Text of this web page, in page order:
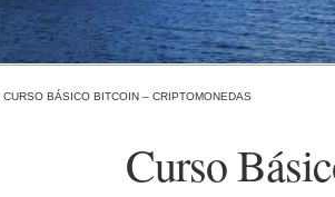
CURSO BÁSICO BITCOIN – CRIPTOMONEDAS
Curso